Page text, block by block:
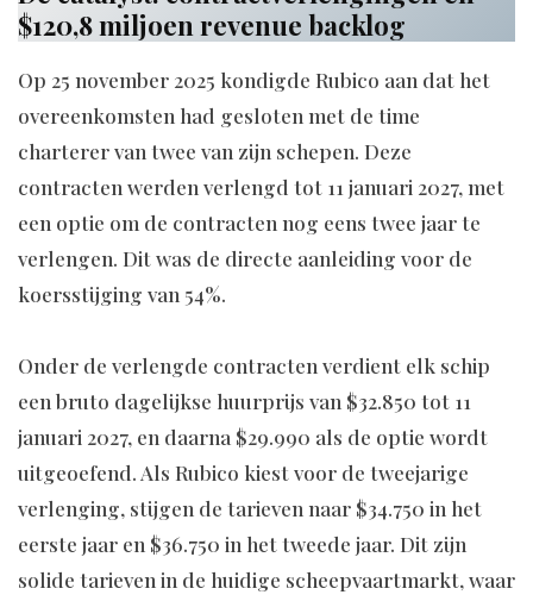
$120,8 miljoen revenue backlog
Op 25 november 2025 kondigde Rubico aan dat het
overeenkomsten had gesloten met de time
charterer van twee van zijn schepen. Deze
contracten werden verlengd tot 11 januari 2027, met
een optie om de contracten nog eens twee jaar te
verlengen. Dit was de directe aanleiding voor de
koersstijging van 54%.
Onder de verlengde contracten verdient elk schip
een bruto dagelijkse huurprijs van $32.850 tot 11
januari 2027, en daarna $29.990 als de optie wordt
uitgeoefend. Als Rubico kiest voor de tweejarige
verlenging, stijgen de tarieven naar $34.750 in het
eerste jaar en $36.750 in het tweede jaar. Dit zijn
solide tarieven in de huidige scheepvaartmarkt, waar